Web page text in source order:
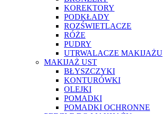
KOREKTORY
PODKŁADY
ROZŚWIETLACZE
RÓŻE
PUDRY
UTRWALACZE MAKIJAŻU
MAKIJAŻ UST
BŁYSZCZYKI
KONTURÓWKI
OLEJKI
POMADKI
POMADKI OCHRONNE